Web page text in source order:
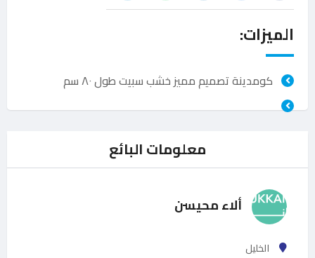
الميزات:
كومدينة تصميم مميز خشب سبيت طول ٨٠ سم
معلومات البائع
ألاء محيسن
الخليل